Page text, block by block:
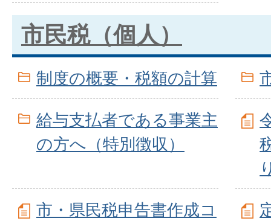
市民税（個人）
制度の概要・税額の計算
給与支払者である事業主
の方へ（特別徴収）
市・県民税申告書作成コ